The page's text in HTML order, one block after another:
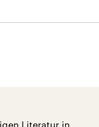
Literatur in